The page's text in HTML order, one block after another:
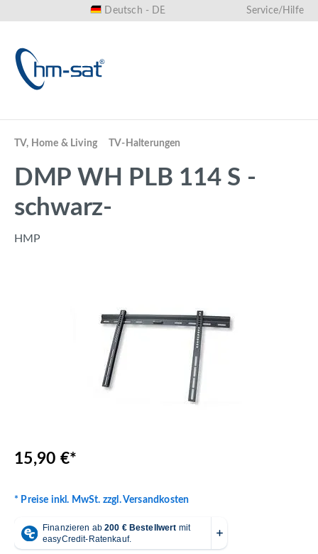
Deutsch - DE Service/Hilfe
TV, Home & Living TV-Halterungen
DMP WH PLB 114 S -
schwarz-
HMP
15,90 €*
* Preise inkl. MwSt. zzgl. Versandkosten